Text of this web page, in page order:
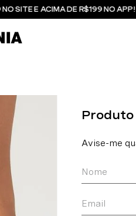
SITE E ACIMA DE R$199 NO APP!